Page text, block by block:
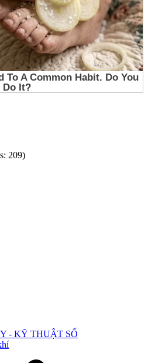
209)
- KỸ THUẬT SỐ